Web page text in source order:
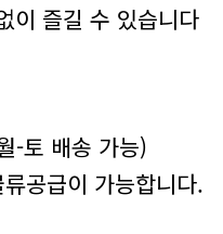
이 즐길 수 있습니다
-토 배송 가능)
공급이 가능합니다.